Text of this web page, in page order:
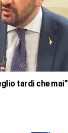
tardi che mai”